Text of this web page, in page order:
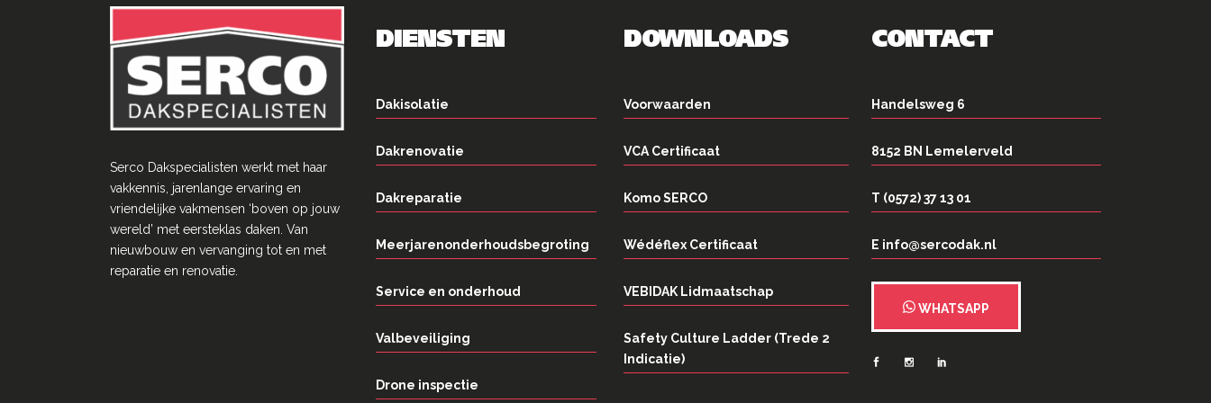
Serco Dakspecialisten werkt met haar
vakkennis, jarenlange ervaring en
vriendelĳke vakmensen ‘boven op jouw
wereld’ met eersteklas daken. Van
nieuwbouw en vervanging tot en met
reparatie en renovatie.
DIENSTEN
Dakisolatie
Dakrenovatie
Dakreparatie
Meerjarenonderhoudsbegroting
Service en onderhoud
Valbeveiliging
Drone inspectie
DOWNLOADS
Voorwaarden
VCA Certificaat
Komo SERCO
Wédéflex Certificaat
VEBIDAK Lidmaatschap
Safety Culture Ladder (Trede 2
Indicatie)
CONTACT
Handelsweg 6
8152 BN Lemelerveld
T (0572) 37 13 01
E info@sercodak.nl
WHATSAPP